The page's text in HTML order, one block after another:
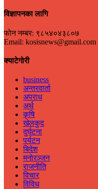
विज्ञापनका लागि
फोन नम्बर: ९८५४०४३८०७
Email: kosisnews@gmail.com
क्याटेगोरी
business
अन्तरवार्ता
अपराध
अर्थ
कृषि
खेलकुद
दुर्घटना
पर्यटन
बिदेश
मनाेरञ्जन
राजनीति
विचार
विविध